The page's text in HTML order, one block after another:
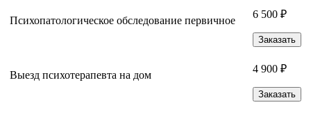
Психопатологическое обследование первичное
6 500 ₽
Заказать
Выезд психотерапевта на дом
4 900 ₽
Заказать